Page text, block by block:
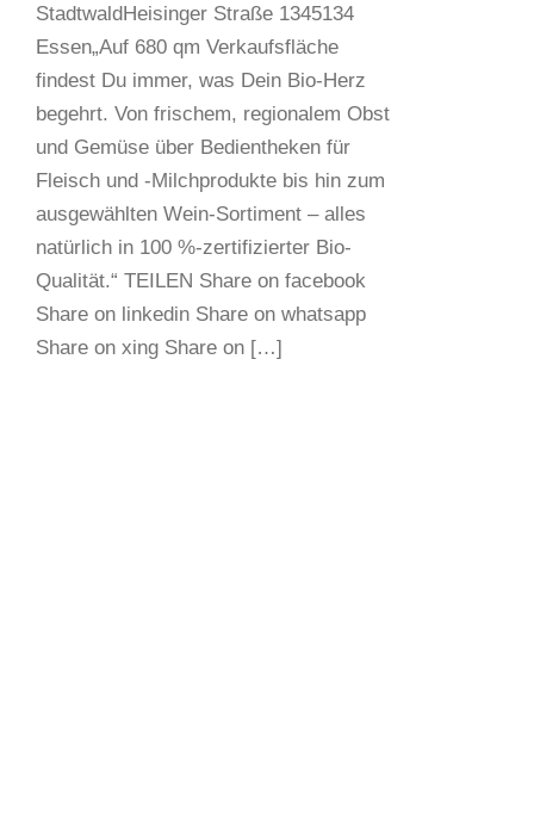
StadtwaldHeisinger Straße 1345134
Essen„Auf 680 qm Verkaufsfläche
findest Du immer, was Dein Bio-Herz
begehrt. Von frischem, regionalem Obst
und Gemüse über Bedientheken für
Fleisch und -Milchprodukte bis hin zum
ausgewählten Wein-Sortiment – alles
natürlich in 100 %-zertifizierter Bio-
Qualität.“ TEILEN Share on facebook
Share on linkedin Share on whatsapp
Share on xing Share on […]